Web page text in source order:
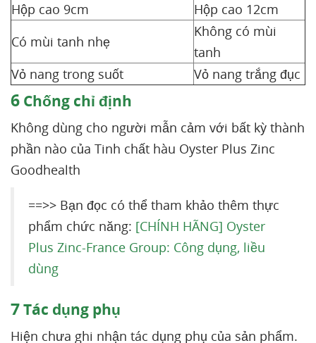
Hộp cao 9cm
Hộp cao 12cm
Có mùi tanh nhẹ
Không có mùi
tanh
Vỏ nang trong suốt
Vỏ nang trắng đục
6 Chống chỉ định
Không dùng cho người mẫn cảm với bất kỳ thành
phần nào của Tinh chất hàu Oyster Plus Zinc
Goodhealth
==>> Bạn đọc có thể tham khảo thêm thực
phẩm chức năng: [CHÍNH HÃNG] Oyster
Plus Zinc-France Group: Công dụng, liều
dùng
7Tác dụng phụ
Hiện chưa ghi nhận tác dụng phụ của sản phẩm.